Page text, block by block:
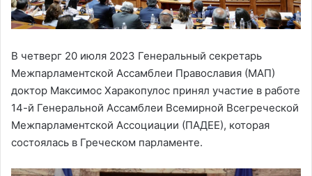
В четверг 20 июля 2023 Генеральный секретарь
Межпарламентской Ассамблеи Православия (МАП)
доктор Максимос Харакопулос принял участие в работе
14-й Генеральной Ассамблеи Всемирной Всегреческой
Межпарламентской Ассоциации (ПАДЕЕ), которая
состоялась в Греческом парламенте.